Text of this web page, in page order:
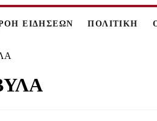
ΕΙΔΗΣΕΩΝ ΠΟΛΙΤΙΚΗ